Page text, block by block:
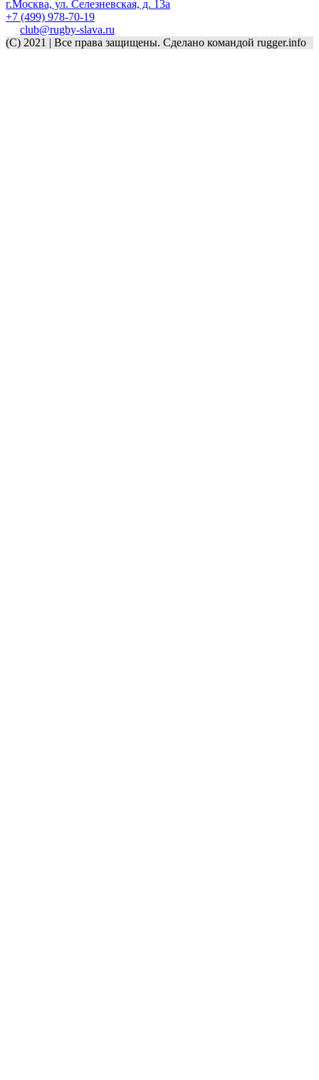
г.Москва, ул. Селезневская, д. 13a
+7 (499) 978-70-19
club@rugby-slava.ru
(C) 2021 | Все права защищены. Сделано командой rugger.info